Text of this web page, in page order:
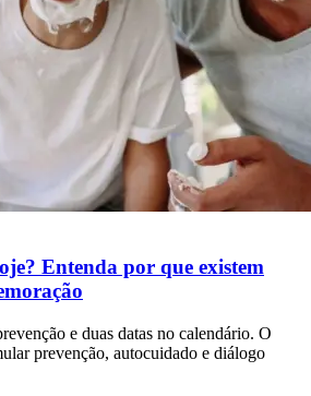
Entenda por que existem
e duas datas no calendário. O
prevenção, autocuidado e diálogo